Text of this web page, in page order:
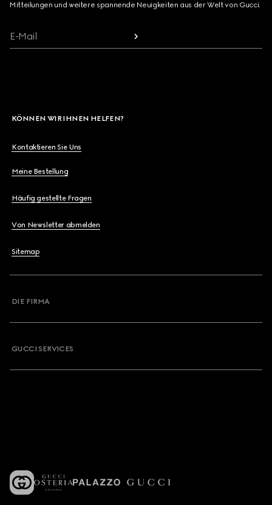
Mitteilungen und weitere spannende Neuigkeiten aus der Welt von Gucci.
E-Mail
KÖNNEN WIR IHNEN HELFEN?
Kontaktieren Sie Uns
Meine Bestellung
Häufig gestellte Fragen
Von Newsletter abmelden
Sitemap
DIE FIRMA
GUCCI SERVICES